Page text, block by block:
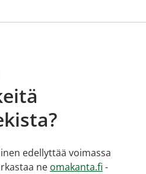
edellyttää voimassa
ne omakanta.fi -